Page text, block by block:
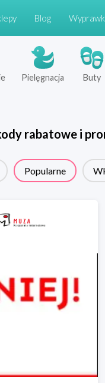
Blog
Pielęgnacja Buty
rabatowe i
Popularne